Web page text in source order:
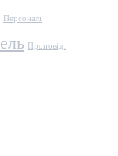
Персоналі
Проповіді